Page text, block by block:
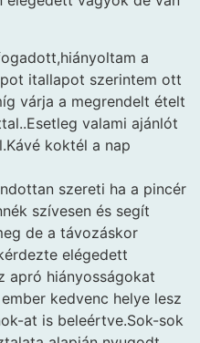
a
itallapot szerintem ott
várja a megrendelt ételt
valami ajánlót
koktél a nap
szereti ha a pincér
szívesen és segít
de a távozáskor
elégedett
apró hiányosságokat
kedvenc helye lesz
at is beleértve.Sok-sok